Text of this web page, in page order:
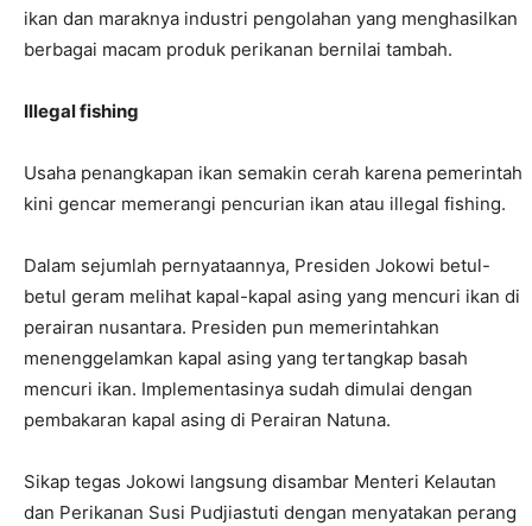
ikan dan maraknya industri pengolahan yang menghasilkan
berbagai macam produk perikanan bernilai tambah.
Illegal fishing
Usaha penangkapan ikan semakin cerah karena pemerintah
kini gencar memerangi pencurian ikan atau illegal fishing.
Dalam sejumlah pernyataannya, Presiden Jokowi betul-
betul geram melihat kapal-kapal asing yang mencuri ikan di
perairan nusantara. Presiden pun memerintahkan
menenggelamkan kapal asing yang tertangkap basah
mencuri ikan. Implementasinya sudah dimulai dengan
pembakaran kapal asing di Perairan Natuna.
Sikap tegas Jokowi langsung disambar Menteri Kelautan
dan Perikanan Susi Pudjiastuti dengan menyatakan perang